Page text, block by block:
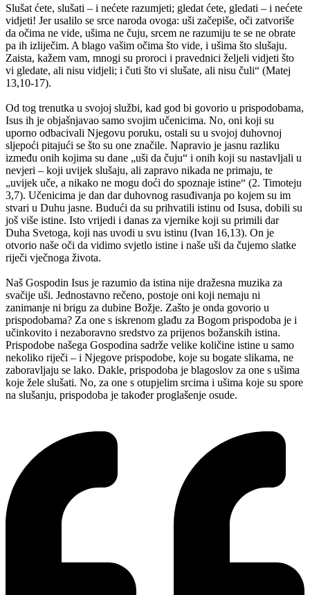
Slušat ćete, slušati – i nećete razumjeti; gledat ćete, gledati – i nećete
vidjeti! Jer usalilo se srce naroda ovoga: uši začepiše, oči zatvoriše
da očima ne vide, ušima ne čuju, srcem ne razumiju te se ne obrate
pa ih izliječim. A blago vašim očima što vide, i ušima što slušaju.
Zaista, kažem vam, mnogi su proroci i pravednici željeli vidjeti što
vi gledate, ali nisu vidjeli; i čuti što vi slušate, ali nisu čuli“ (Matej
13,10-17).
Od tog trenutka u svojoj službi, kad god bi govorio u prispodobama,
Isus ih je objašnjavao samo svojim učenicima. No, oni koji su
uporno odbacivali Njegovu poruku, ostali su u svojoj duhovnoj
sljepoći pitajući se što su one značile. Napravio je jasnu razliku
između onih kojima su dane „uši da čuju“ i onih koji su nastavljali u
nevjeri – koji uvijek slušaju, ali zapravo nikada ne primaju, te
„uvijek uče, a nikako ne mogu doći do spoznaje istine“ (2. Timoteju
3,7). Učenicima je dan dar duhovnog rasuđivanja po kojem su im
stvari u Duhu jasne. Budući da su prihvatili istinu od Isusa, dobili su
još više istine. Isto vrijedi i danas za vjernike koji su primili dar
Duha Svetoga, koji nas uvodi u svu istinu (Ivan 16,13). On je
otvorio naše oči da vidimo svjetlo istine i naše uši da čujemo slatke
riječi vječnoga života.
Naš Gospodin Isus je razumio da istina nije dražesna muzika za
svačije uši. Jednostavno rečeno, postoje oni koji nemaju ni
zanimanje ni brigu za dubine Božje. Zašto je onda govorio u
prispodobama? Za one s iskrenom glađu za Bogom prispodoba je i
učinkovito i nezaboravno sredstvo za prijenos božanskih istina.
Prispodobe našega Gospodina sadrže velike količine istine u samo
nekoliko riječi – i Njegove prispodobe, koje su bogate slikama, ne
zaboravljaju se lako. Dakle, prispodoba je blagoslov za one s ušima
koje žele slušati. No, za one s otupjelim srcima i ušima koje su spore
na slušanju, prispodoba je također proglašenje osude.